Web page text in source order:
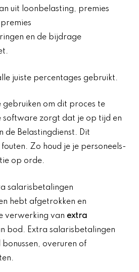
uit loonbelasting, premies
en de bijdrage
juiste percentages gebruikt.
gebruiken om dit proces te
software zorgt dat je op tijd en
de Belastingdienst. Dit
Zo houd je je personeels-
op orde.
salarisbetalingen
hebt afgetrokken en
verwerking van extra
bod. Extra salarisbetalingen
overuren of